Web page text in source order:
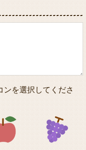
ンを選択してくださ
2 アイコン3